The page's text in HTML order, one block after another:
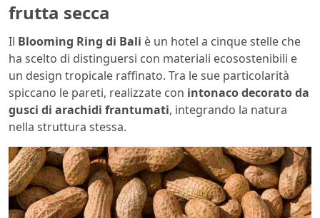
frutta secca
Il Blooming Ring di Bali è un hotel a cinque stelle che
ha scelto di distinguersi con materiali ecosostenibili e
un design tropicale raffinato. Tra le sue particolarità
spiccano le pareti, realizzate con intonaco decorato da
gusci di arachidi frantumati, integrando la natura
nella struttura stessa.